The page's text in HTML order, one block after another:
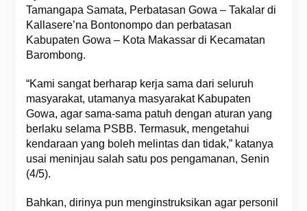
Tamangapa Samata, Perbatasan Gowa – Takalar di
Kallasere’na Bontonompo dan perbatasan
Kabupaten Gowa – Kota Makassar di Kecamatan
Barombong.
“Kami sangat berharap kerja sama dari seluruh
masyarakat, utamanya masyarakat Kabupaten
Gowa, agar sama-sama patuh dengan aturan yang
berlaku selama PSBB. Termasuk, mengetahui
kendaraan yang boleh melintas dan tidak,” katanya
usai meninjau salah satu pos pengamanan, Senin
(4/5).
Bahkan, dirinya pun menginstruksikan agar personil